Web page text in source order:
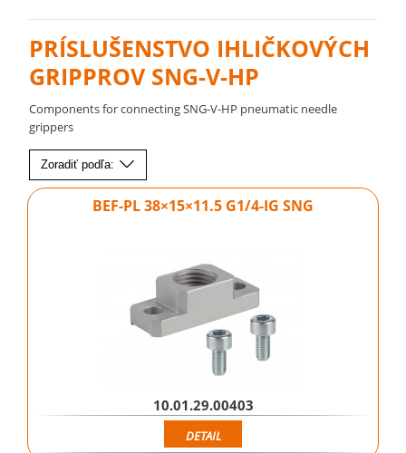
PRÍSLUŠENSTVO IHLIČKOVÝCH
GRIPPROV SNG-V-HP
Components for connecting SNG-V-HP pneumatic needle
grippers
Zoradiť podľa:
BEF-PL 38×15×11.5 G1/4-IG SNG
10.01.29.00403
DETAIL